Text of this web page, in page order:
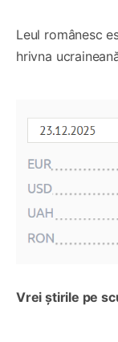
Leul românesc
hrivna
Vrei știrile pe